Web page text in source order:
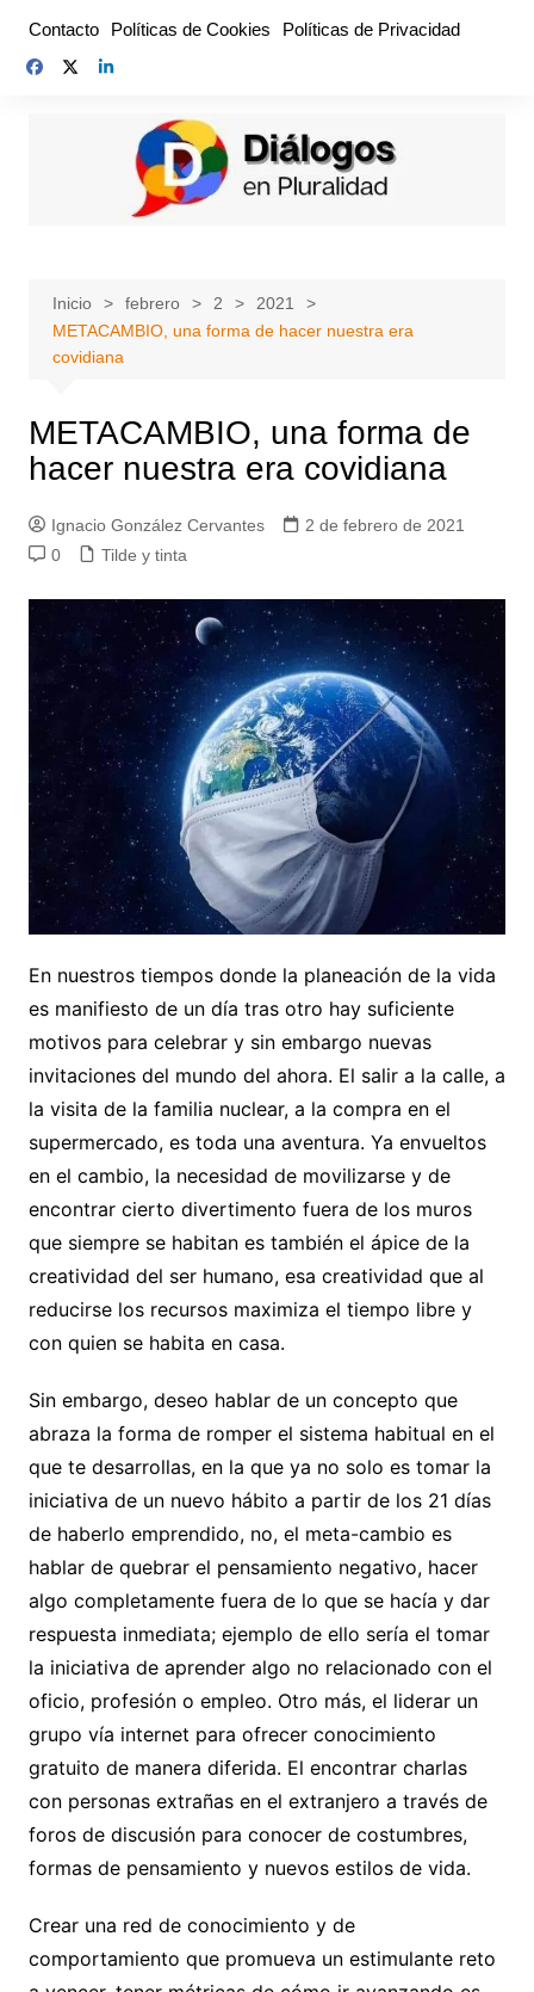
contenido
Contacto Políticas de Cookies Políticas de Privacidad
Inicio febrero 2
2021
METACAMBIO, una forma de hacer nuestra era
covidiana
METACAMBIO, una forma de
hacer nuestra era covidiana
Ignacio González Cervantes
2 de febrero de 2021
0
Tilde y tinta
En nuestros tiempos donde la planeación de la vida
es manifiesto de un día tras otro hay suficiente
motivos para celebrar y sin embargo nuevas
invitaciones del mundo del ahora. El salir a la calle, a
la visita de la familia nuclear, a la compra en el
supermercado, es toda una aventura. Ya envueltos
en el cambio, la necesidad de movilizarse y de
encontrar cierto divertimento fuera de los muros
que siempre se habitan es también el ápice de la
creatividad del ser humano, esa creatividad que al
reducirse los recursos maximiza el tiempo libre y
con quien se habita en casa.
Sin embargo, deseo hablar de un concepto que
abraza la forma de romper el sistema habitual en el
que te desarrollas, en la que ya no solo es tomar la
iniciativa de un nuevo hábito a partir de los 21 días
de haberlo emprendido, no, el meta-cambio es
hablar de quebrar el pensamiento negativo, hacer
algo completamente fuera de lo que se hacía y dar
respuesta inmediata; ejemplo de ello sería el tomar
la iniciativa de aprender algo no relacionado con el
oficio, profesión o empleo. Otro más, el liderar un
grupo vía internet para ofrecer conocimiento
gratuito de manera diferida. El encontrar charlas
con personas extrañas en el extranjero a través de
foros de discusión para conocer de costumbres,
formas de pensamiento y nuevos estilos de vida.
Crear una red de conocimiento y de
comportamiento que promueva un estimulante reto